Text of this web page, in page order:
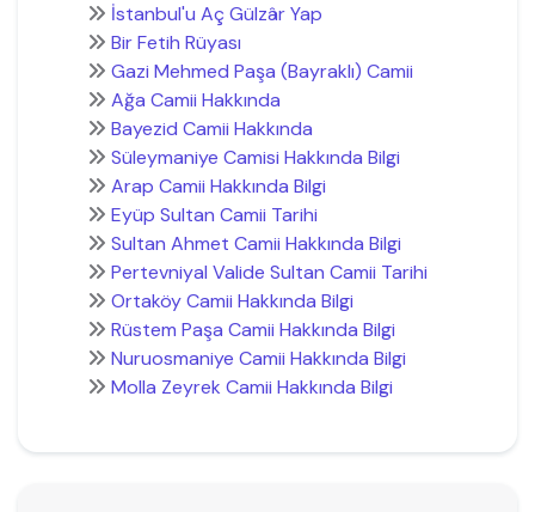
İstanbul'u Aç Gülzâr Yap
Bir Fetih Rüyası
Gazi Mehmed Paşa (Bayraklı) Camii
Ağa Camii Hakkında
Bayezid Camii Hakkında
Süleymaniye Camisi Hakkında Bilgi
Arap Camii Hakkında Bilgi
Eyüp Sultan Camii Tarihi
Sultan Ahmet Camii Hakkında Bilgi
Pertevniyal Valide Sultan Camii Tarihi
Ortaköy Camii Hakkında Bilgi
Rüstem Paşa Camii Hakkında Bilgi
Nuruosmaniye Camii Hakkında Bilgi
Molla Zeyrek Camii Hakkında Bilgi